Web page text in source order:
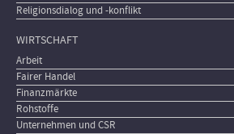
Religionsdialog und -konflikt
WIRTSCHAFT
Arbeit
Fairer Handel
Finanzmärkte
Rohstoffe
Unternehmen und CSR